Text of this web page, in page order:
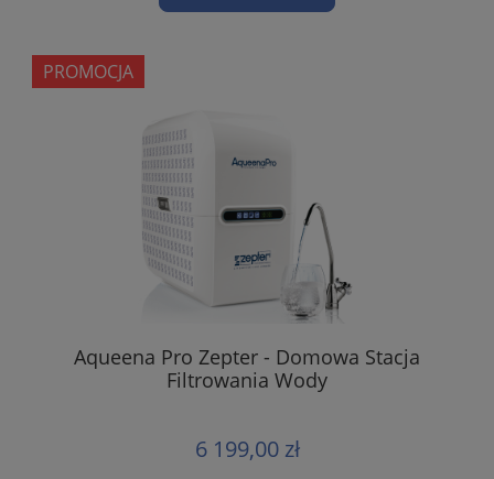
Aqueena Pro Zepter - Domowa Stacja
Filtrowania Wody
6 199,00 zł
PROMOCJA